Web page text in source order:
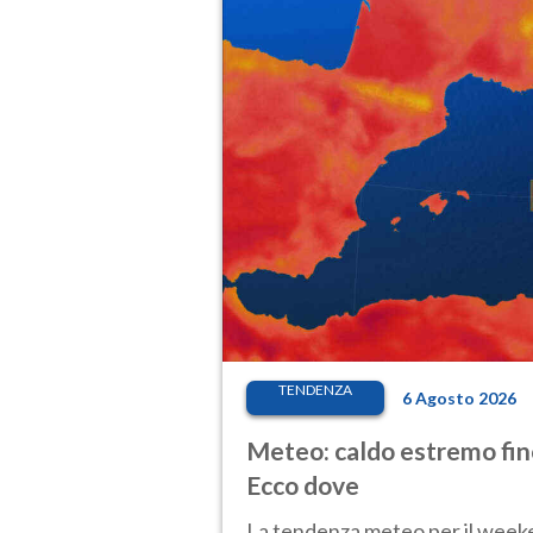
TENDENZA 6 Agosto 2026
Meteo: caldo estremo
Ecco dove